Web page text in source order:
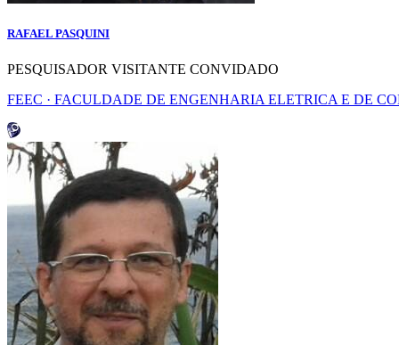
RAFAEL PASQUINI
PESQUISADOR VISITANTE CONVIDADO
FEEC · FACULDADE DE ENGENHARIA ELETRICA E DE